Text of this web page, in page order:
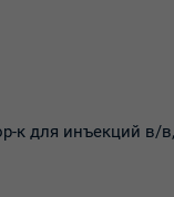
к для инъекций в/